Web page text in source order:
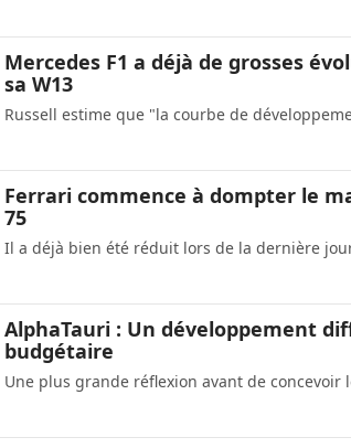
Mercedes F1 a déjà de grosses
sa W13
Russell estime que "la courbe de
Ferrari commence à dompter le
75
Il a déjà bien été réduit lors de la dernière
AlphaTauri : Un développement
budgétaire
Une plus grande réflexion avant de concevoir